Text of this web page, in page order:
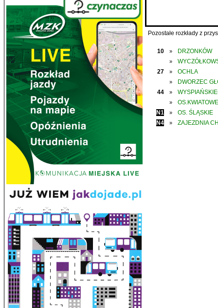
Pozostałe rozkłady z
10 » DRZONKÓW
»
27
» OCHLA
»
DWORZEC
44
»
»
OS.KWIATOWE
N1
»
OS. ŚLĄSKIE
N4
» ZAJEZDNIA